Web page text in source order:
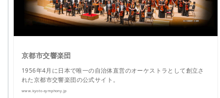
京都市交響楽団
1956年4月に日本で唯一の自治体直営のオーケストラとして創立さ
れた京都市交響楽団の公式サイト。
www.kyoto-symphony.jp